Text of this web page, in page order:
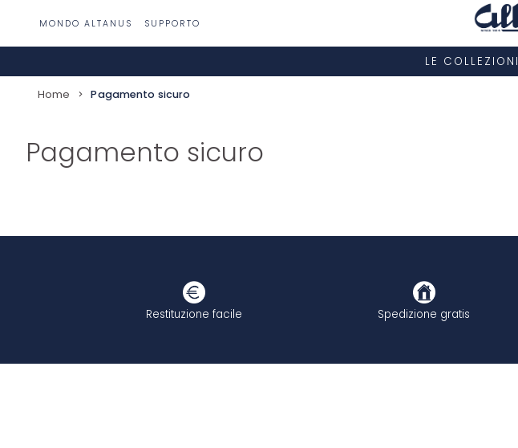
MONDO ALTANUS SUPPORTO
LE COLLEZIONI
Home Pagamento sicuro
Pagamento sicuro
Restituzione facile Spedizione gratis